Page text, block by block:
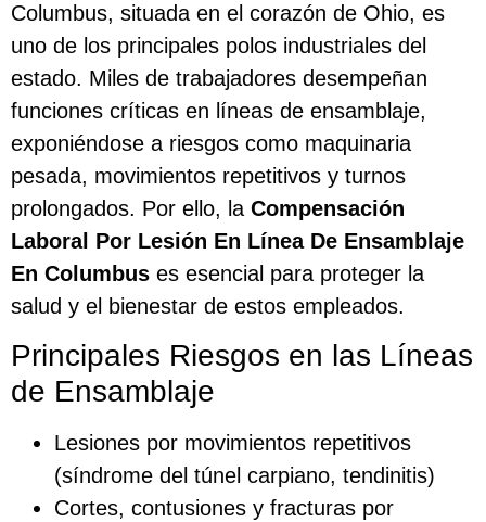
Columbus, situada en el corazón de Ohio, es
uno de los principales polos industriales del
estado. Miles de trabajadores desempeñan
funciones críticas en líneas de ensamblaje,
exponiéndose a riesgos como maquinaria
pesada, movimientos repetitivos y turnos
prolongados. Por ello, la Compensación
Laboral Por Lesión En Línea De Ensamblaje
En Columbus es esencial para proteger la
salud y el bienestar de estos empleados.
Principales Riesgos en las Líneas
de Ensamblaje
Lesiones por movimientos repetitivos
(síndrome del túnel carpiano, tendinitis)
Cortes, contusiones y fracturas por